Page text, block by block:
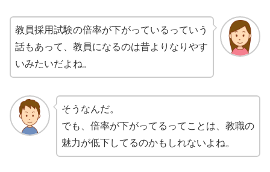
教員採用試験の倍率が下がっているっていう
話もあって、教員になるのは昔よりなりやす
いみたいだよね。
そうなんだ。
でも、倍率が下がってるってことは、教職の
魅力が低下してるのかもしれないよね。